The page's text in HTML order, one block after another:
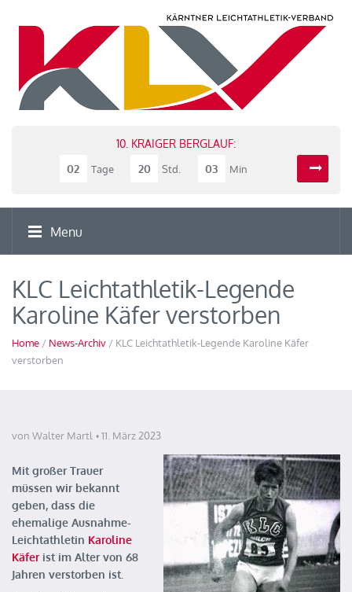
10. KRAIGER BERGLAUF:
02
Tage 20 Std. 03 Min
Menu
KLC Leichtathletik-Legende
Karoline Käfer verstorben
Home / News-Archiv / KLC Leichtathletik-Legende Karoline Käfer
verstorben
von Walter Martl 11. März 2023
Mit großer Trauer
müssen wir bekannt
geben, dass die
ehemalige Ausnahme-
Leichtathletin Karoline
Käferist im Alter von 68
Jahren verstorben ist.